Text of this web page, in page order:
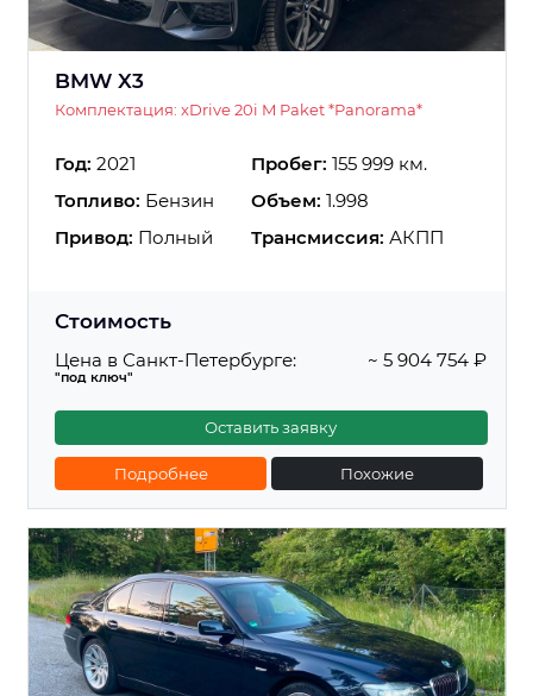
BMW X3
Комплектация: xDrive 20i M Paket *Panorama*
Год: 2021 Пробег: 155 999 км.
Топливо: Бензин Объем: 1.998
Привод: Полный Трансмиссия: АКПП
Стоимость
Цена в Санкт-Петербурге:
"под ключ"
~ 5 904 754 ₽
Оставить заявку
Подробнее Похожие